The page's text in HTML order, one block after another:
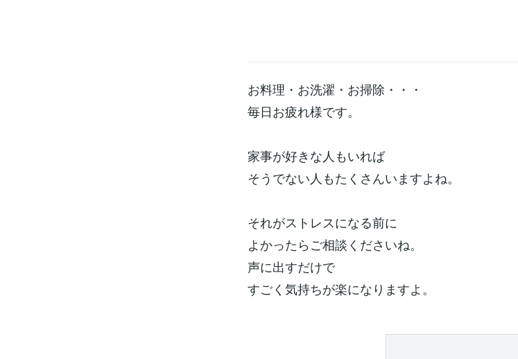
お料理・お洗濯・お掃除・・・
毎日お疲れ様です。
家事が好きな人もいれば
そうでない人もたくさんいますよね。
それがストレスになる前に
よかったらご相談くださいね。
声に出すだけで
すごく気持ちが楽になりますよ。